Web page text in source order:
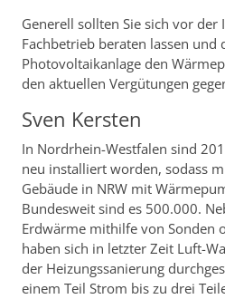
Generell sollten Sie sich vor
Fachbetrieb beraten lassen und
Photovoltaikanlage den
den aktuellen Vergütungen
Sven Kersten
In Nordrhein-Westfalen sind
neu installiert worden, sodass
Gebäude in NRW mit
Bundesweit sind es 500.000.
Erdwärme mithilfe von Sonden
haben sich in letzter Zeit Luft-
der Heizungssanierung
einem Teil Strom bis zu drei